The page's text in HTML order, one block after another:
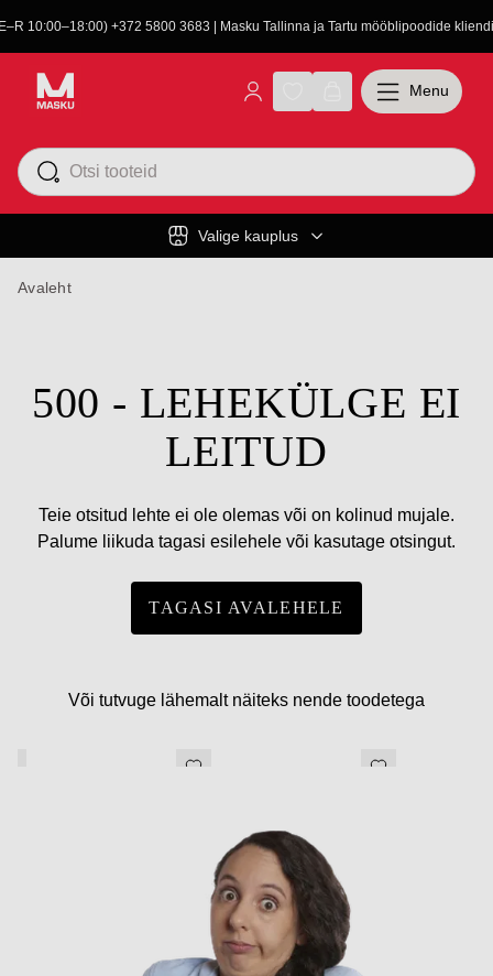
10:00–18:00) +372 5800 3683 | Masku Tallinna ja Tartu mööblipoodide
Valige kauplus
Menu
Avaleht
500 - LEHEKÜLGE EI
LEITUD
Teie otsitud lehte ei ole olemas või on kolinud mujale.
Palume liikuda tagasi esilehele või kasutage otsingut.
TAGASI AVALEHELE
Või tutvuge lähemalt näiteks nende toodetega